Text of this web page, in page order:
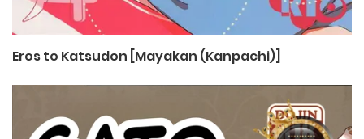
Eros to Katsudon [Mayakan (Kanpachi)]